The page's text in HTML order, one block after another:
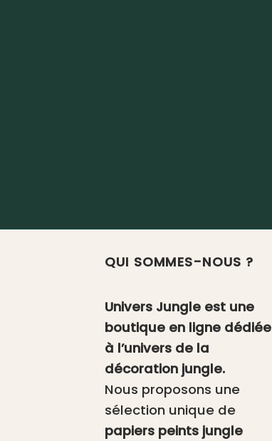
QUI SOMMES-NOUS ?
Univers Jungle est une
boutique en ligne dédiée
à l’univers de la
décoration jungle.
Nous proposons une
sélection unique de
papiers peints jungle